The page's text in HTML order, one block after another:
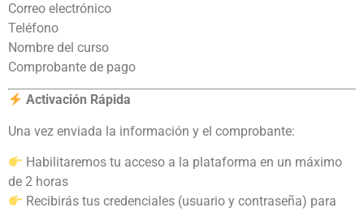
Correo electrónico
Teléfono
Nombre del curso
Comprobante de pago
Activación Rápida
Una vez enviada la información y el comprobante:
Habilitaremos tu acceso a la plataforma en un máximo
de 2 horas
Recibirás tus credenciales (usuario y contraseña) para